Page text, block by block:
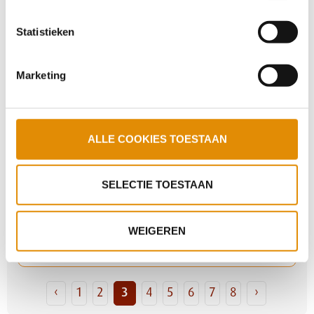
Statistieken
Marketing
ALLE COOKIES TOESTAAN
SELECTIE TOESTAAN
WEIGEREN
Cliënt STEVIG betrokken bij ernstig
Week van de Vaktherapie afgesloten
Kleine brand locatie De Schakel Oostrum snel
onder controle
‹ 1 2 3 4 5 6 7 8 ›